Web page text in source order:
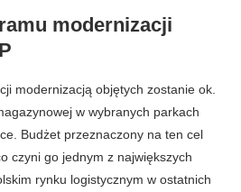
modernizacji
modernizacją objętych zostanie ok.
w wybranych parkach
Budżet przeznaczony na ten cel
czyni go jednym z największych
rynku logistycznym w ostatnich